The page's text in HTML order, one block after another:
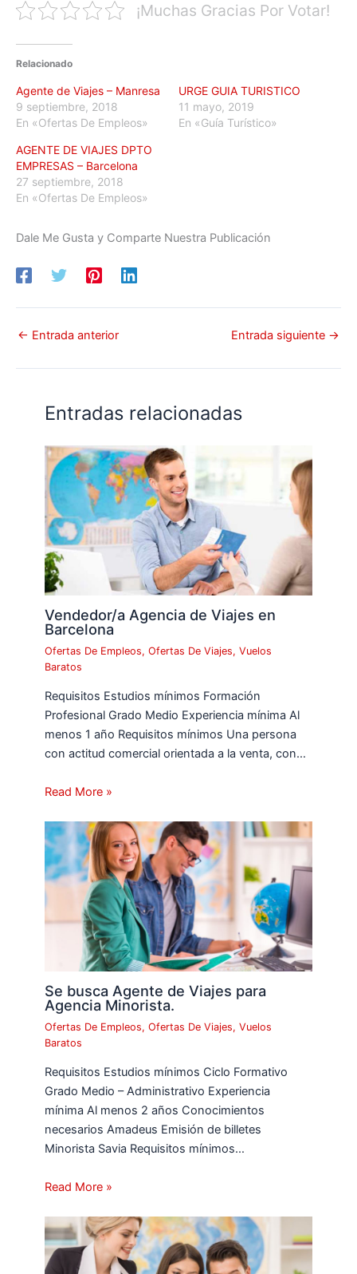
¡Muchas Gracias Por Votar!
Relacionado
Agente de Viajes – Manresa
9 septiembre, 2018
En «Ofertas De Empleos»
URGE GUIA TURISTICO
11 mayo, 2019
En «Guía Turístico»
AGENTE DE VIAJES DPTO
EMPRESAS – Barcelona
27 septiembre, 2018
En «Ofertas De Empleos»
Dale Me Gusta y Comparte Nuestra Publicación
← Entrada anterior Entrada siguiente →
Entradas relacionadas
Vendedor/a Agencia de Viajes en
Barcelona
Ofertas De Empleos,Ofertas De Viajes,Vuelos
Baratos
Requisitos Estudios mínimos Formación
Profesional Grado Medio Experiencia mínima Al
menos 1 año Requisitos mínimos Una persona
con actitud comercial orientada a la venta, con…
Read More »
Se busca Agente de Viajes para
Agencia Minorista.
Ofertas De Empleos,Ofertas De Viajes,Vuelos
Baratos
Requisitos Estudios mínimos Ciclo Formativo
Grado Medio – Administrativo Experiencia
mínima Al menos 2 años Conocimientos
necesarios Amadeus Emisión de billetes
Minorista Savia Requisitos mínimos…
Read More »